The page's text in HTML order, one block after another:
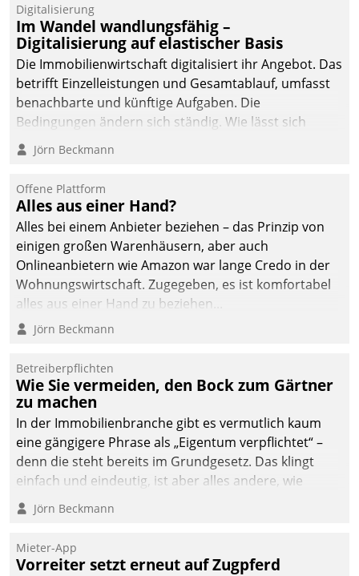
Datatrain. Die meravis
Wohnungsbau- und
Immobilien GmbH hat
sich dabei für den Betrieb
der Lösung über die SAP
Cloud Platform
entschieden - als erstes
Unternehmen am
Digitalisierung
Im Wandel wandlungsfähig –
Digitalisierung auf elastischer Basis
Die Immobilienwirtschaft digitalisiert ihr Angebot. Das
betrifft Einzelleistungen und Gesamtablauf, umfasst
benachbarte und künftige Aufgaben. Die
Bedingungen ändern sich ständig. Wie lässt sich
technisch die Kontrolle wahren und zugleich Freiraum
fürs Wachsen öffnen?
Jörn Beckmann
Offene Plattform
Alles aus einer Hand?
Alles bei einem Anbieter beziehen – das Prinzip von
einigen großen Warenhäusern, aber auch
Onlineanbietern wie Amazon war lange Credo in der
Wohnungswirtschaft. Zugegeben, es ist komfortabel
alles aus einer Hand zu beziehen...
Jörn Beckmann
Betreiberpflichten
Wie Sie vermeiden, den Bock zum Gärtner
zu machen
In der Immobilienbranche gibt es vermutlich kaum
eine gängigere Phrase als „Eigentum verpflichtet“ –
denn die steht bereits im Grundgesetz. Das klingt
einfach und eindeutig, ist aber alles andere, wie
Branchenbeschäftigte wissen. Denn mit der
Verantwortung folgen Verpflichtungen.
Jörn Beckmann
Mieter-App
Vorreiter setzt erneut auf Zugpferd